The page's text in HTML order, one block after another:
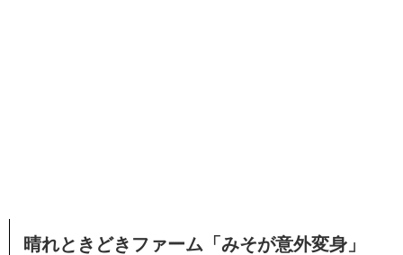
晴れときどきファーム「みそが意外変身」